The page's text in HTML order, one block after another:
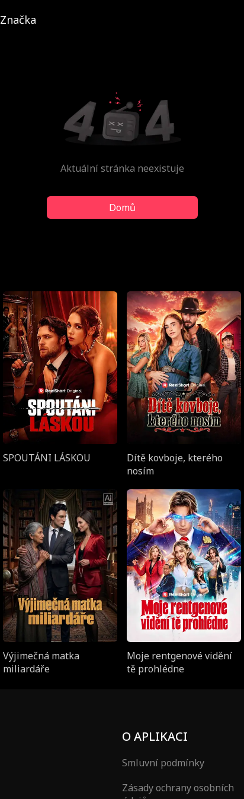
Značka
Aktuální stránka neexistuje
Domů
SPOUTÁNI LÁSKOU
Dítě kovboje, kterého
nosím
Výjimečná matka
miliardáře
Moje rentgenové vidění
tě prohlédne
O APLIKACI
Smluvní podmínky
Zásady ochrany osobních